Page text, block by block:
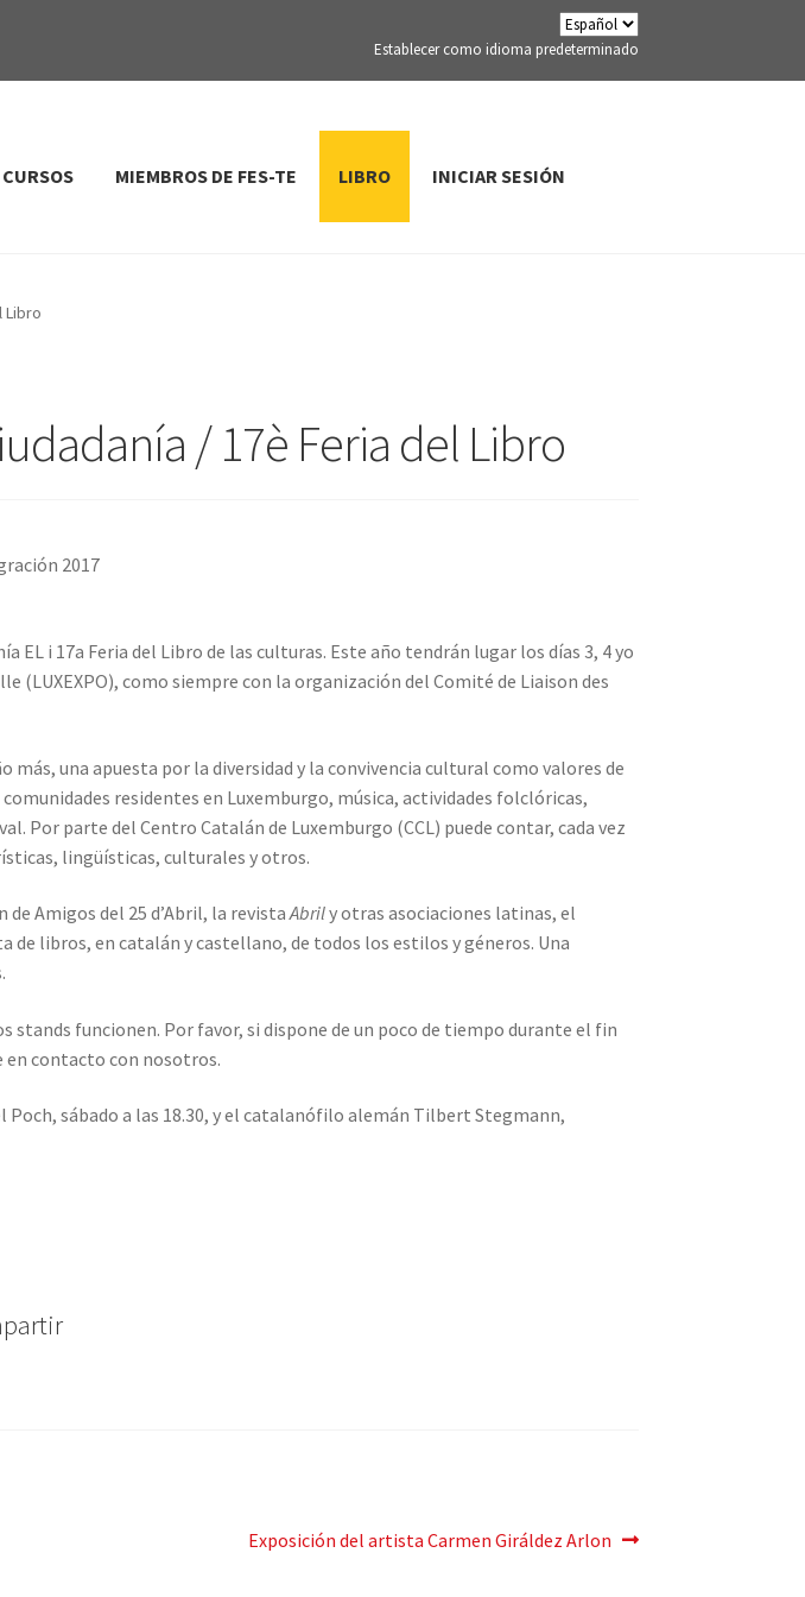
Establecer como idioma predeterminado
CURSOS MIEMBROS DE FES-TE LIBRO INICIAR SESIÓN
Libro
/ 17è Feria del Libro
EL i 17a Feria del Libro de las culturas. Este año tendrán lugar los días 3, 4 yo
como siempre con la organización del Comité de Liaison des
más, una apuesta por la diversidad y la convivencia cultural como valores de
residentes en Luxemburgo, música, actividades folclóricas,
Por parte del Centro Catalán de Luxemburgo (CCL) puede contar, cada vez
lingüísticas, culturales y otros.
Amigos del 25 d’Abril, la revistaAbrily otras asociaciones latinas, el
de libros, en catalán y castellano, de todos los estilos y géneros. Una
funcionen. Por favor, si dispone de un poco de tiempo durante el fin
en contacto con nosotros.
sábado a las 18.30, y el catalanófilo alemán Tilbert Stegmann,
Siguiente
Exposición del artista Carmen Giráldez Arlon